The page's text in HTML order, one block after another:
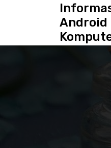
Android